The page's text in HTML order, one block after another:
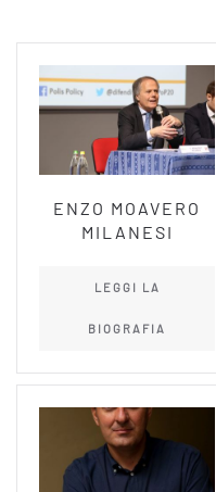
ENZO MOAVERO
MILANESI
LEGGI LA
BIOGRAFIA